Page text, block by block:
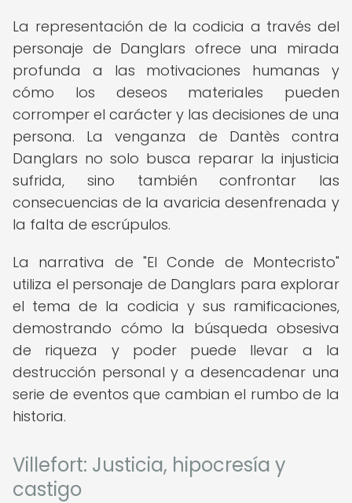
La representación de la codicia a través del
personaje de Danglars ofrece una mirada
profunda a las motivaciones humanas y
cómo los deseos materiales pueden
corromper el carácter y las decisiones de una
persona. La venganza de Dantès contra
Danglars no solo busca reparar la injusticia
sufrida, sino también confrontar las
consecuencias de la avaricia desenfrenada y
la falta de escrúpulos.
La narrativa de "El Conde de Montecristo"
utiliza el personaje de Danglars para explorar
el tema de la codicia y sus ramificaciones,
demostrando cómo la búsqueda obsesiva
de riqueza y poder puede llevar a la
destrucción personal y a desencadenar una
serie de eventos que cambian el rumbo de la
historia.
Villefort: Justicia, hipocresía y
castigo